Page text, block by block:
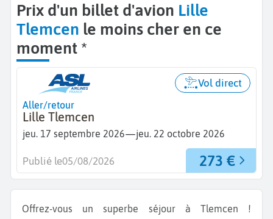
Prix d'un billet d'avion Lille
Tlemcen le moins cher en ce
moment *
Aller/retour
Lille Tlemcen
jeu. 17 septembre 2026—jeu. 22 octobre 2026
Vol direct
273 €
Publié le05/08/2026
Offrez-vous un superbe séjour à Tlemcen !